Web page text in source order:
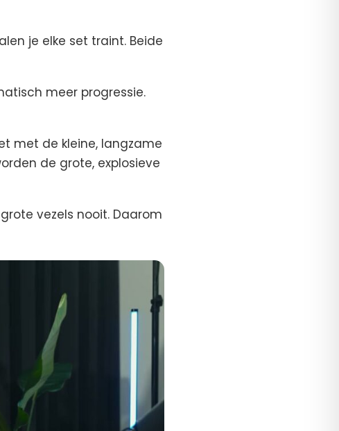
je elke set traint. Beide
meer progressie.
met de kleine, langzame
de grote, explosieve
vezels nooit. Daarom